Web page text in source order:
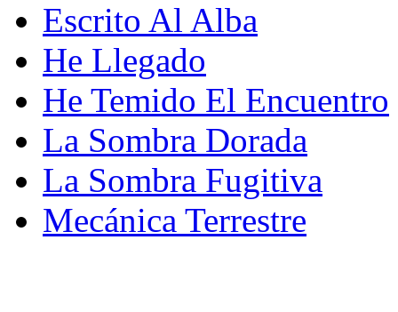
Escrito Al Alba
He Llegado
He Temido El Encuentro
La Sombra Dorada
La Sombra Fugitiva
Mecánica Terrestre